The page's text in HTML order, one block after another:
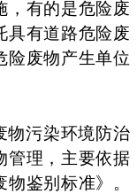
，有的是危险废
具有道路危险废
险废物产生单位
物污染环境防治
管理，主要依据
鉴别标准》。